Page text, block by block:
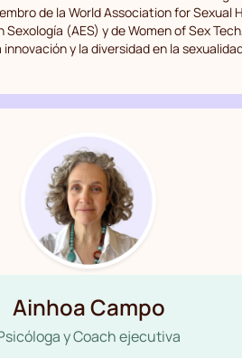
de la World Association for Sexual
(AES) y de Women of Sex
y la diversidad en la
Ainhoa Campo
y Coach ejecutiva